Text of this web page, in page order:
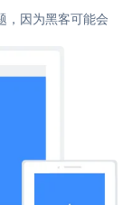
，因为黑客可能会